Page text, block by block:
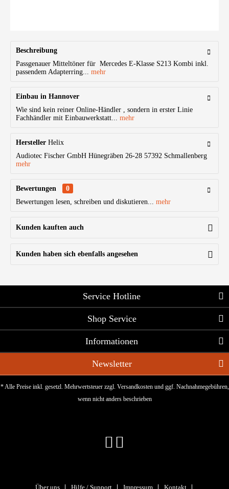
Beschreibung
Passgenauer Mitteltöner für Mercedes E-Klasse S213 Kombi inkl.
passendem Adapterring... mehr
Einbau in Hannover
Wie sind kein reiner Online-Händler , sondern in erster Linie
Fachhändler mit Einbauwerkstatt... mehr
Hersteller Helix
Audiotec Fischer GmbH Hünegräben 26-28 57392 Schmallenberg
mehr
Bewertungen
0
Bewertungen lesen, schreiben und diskutieren... mehr
Kunden kauften auch
Kunden haben sich ebenfalls angesehen
Service Hotline
Shop Service
Informationen
Newsletter
* Alle Preise inkl. gesetzl. Mehrwertsteuer zzgl. Versandkostenund ggf. Nachnahmegebühren,
wenn nicht anders beschrieben
Über uns Hilfe / Support Impressum Kontakt